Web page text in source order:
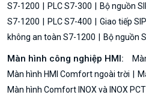
S7-1200
PLC S7-300 Bộ nguồn
S7-1200
PLC S7-400 Giao tiếp
không an toàn S7-1200
Bộ nguồn
Màn hình công nghiệp HMI:
Màn hình HMI Comfort ngoài trời
Màn hình Comfort INOX và INOX PCT